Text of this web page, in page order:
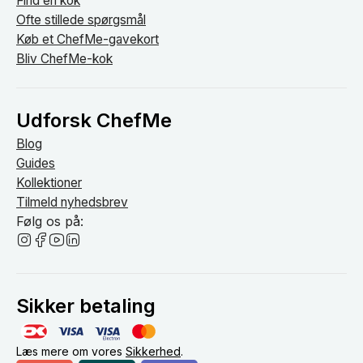
Ofte stillede spørgsmål
Køb et ChefMe-gavekort
Bliv ChefMe-kok
Udforsk ChefMe
Blog
Guides
Kollektioner
Tilmeld nyhedsbrev
Følg os på:
Sikker betaling
Læs mere om vores Sikkerhed.